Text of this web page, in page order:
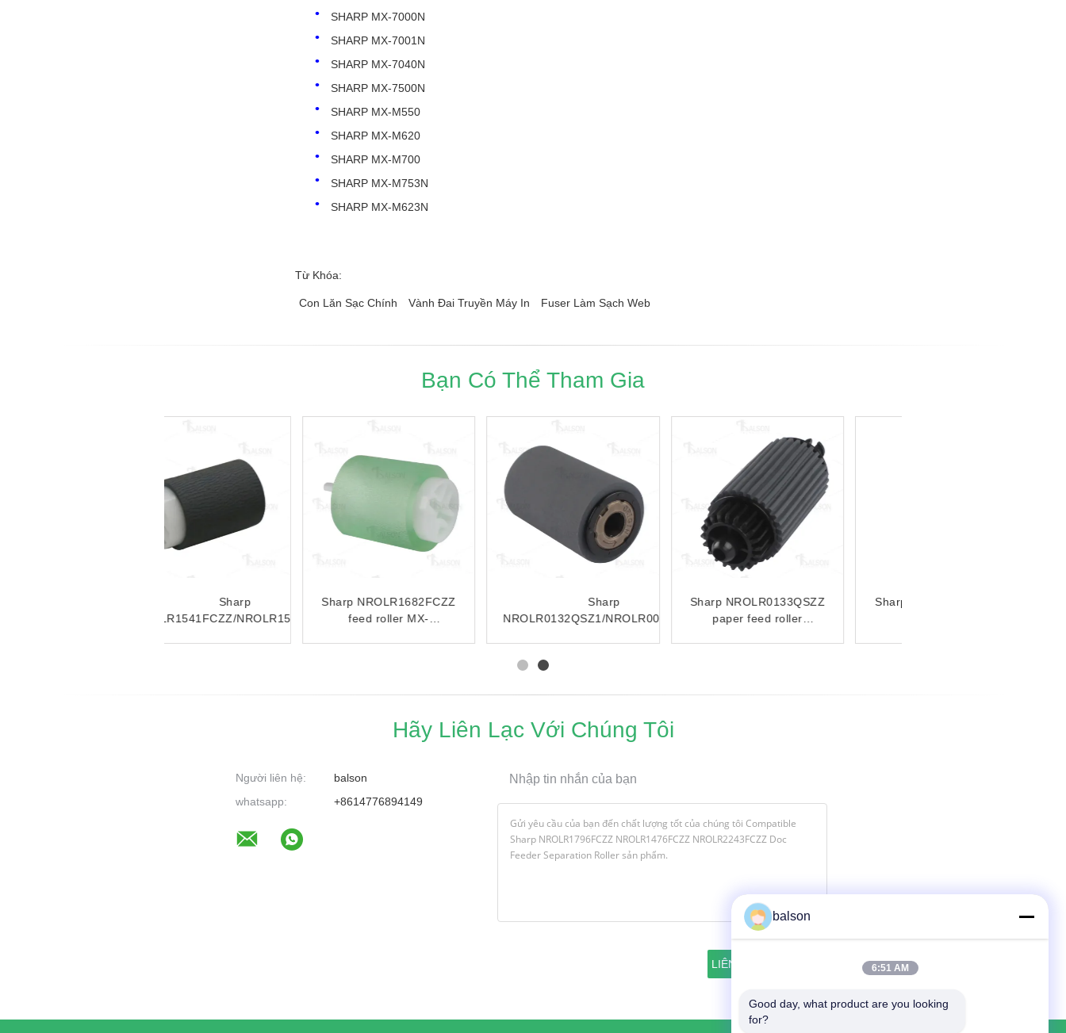
SHARP MX-7000N
SHARP MX-7001N
SHARP MX-7040N
SHARP MX-7500N
SHARP MX-M550
SHARP MX-M620
SHARP MX-M700
SHARP MX-M753N
SHARP MX-M623N
Từ Khóa:
Con Lăn Sạc Chính Vành Đai Truyền Máy In Fuser Làm Sạch Web
Bạn Có Thể Tham Gia
Sharp NROLR1509FCZ1
Feed Roller
Compatible Sharp
NROLR1466FCZZ
Compatible Separation
Roller NROLR1317FCZZ
Compatible Feed Roller
Sharp NROLR1508FCZZ
Hãy Liên Lạc Với Chúng Tôi
Người liên hệ:
balson
whatsapp:
+8614776894149
Nhập tin nhắn của bạn
balson
6:51 AM
Good day, what product are you looking
for?